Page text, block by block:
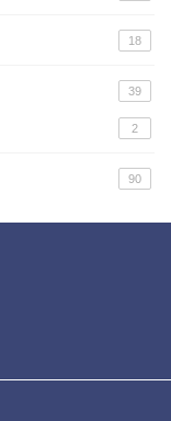
18
39
2
90